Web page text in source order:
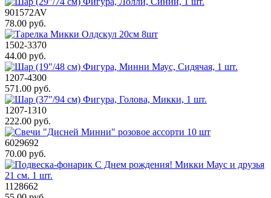
901572AV
78.00 руб.
1502-3370
44.00 руб.
1207-4300
571.00 руб.
1207-1310
222.00 руб.
6029692
70.00 руб.
1128662